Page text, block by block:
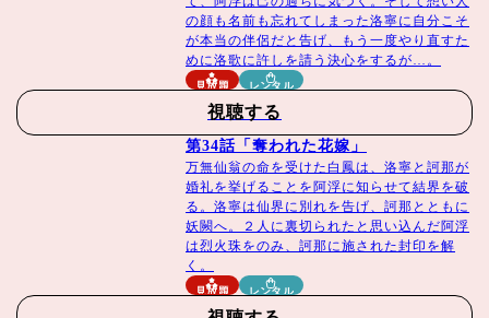
の顔も名前も忘れてしまった洛寧に自分こそ
が本当の伴侶だと告げ、もう一度やり直すた
めに洛歌に許しを請う決心をするが…。
見放題 レンタル
視聴する
第34話「奪われた花嫁」
万無仙翁の命を受けた白鳳は、洛寧と訶那が
婚礼を挙げることを阿浮に知らせて結界を破
る。洛寧は仙界に別れを告げ、訶那とともに
妖闕へ。２人に裏切られたと思い込んだ阿浮
は烈火珠をのみ、訶那に施された封印を解
く。
見放題 レンタル